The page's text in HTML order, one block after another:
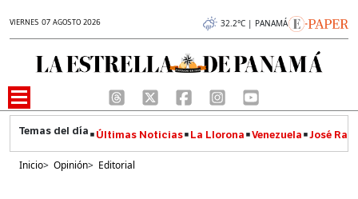
VIERNES 07 AGOSTO 2026 32.2°C | PANAMÁ
Últimas Noticias La Llorona Venezuela José
Inicio> Opinión> Editorial